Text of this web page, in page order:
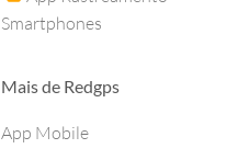
Smartphones
Mais de Redgps
App Mobile